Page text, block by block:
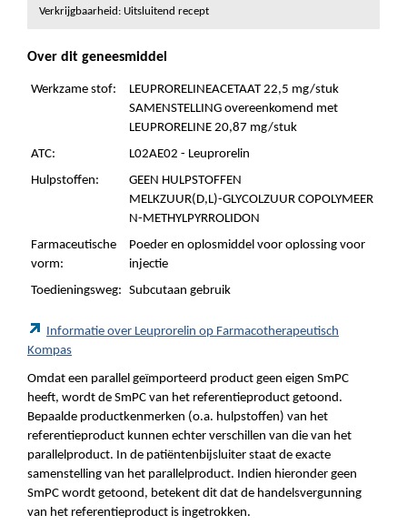
Verkrijgbaarheid: Uitsluitend recept
Over dit geneesmiddel
Werkzame stof:
LEUPRORELINEACETAAT 22,5 mg/stuk
SAMENSTELLING overeenkomend met
LEUPRORELINE 20,87 mg/stuk
ATC:
L02AE02 - Leuprorelin
Hulpstoffen:
GEEN HULPSTOFFEN
MELKZUUR(D,L)-GLYCOLZUUR COPOLYMEER
N-METHYLPYRROLIDON
Farmaceutische
vorm:
Poeder en oplosmiddel voor oplossing voor
injectie
Toedieningsweg: Subcutaan gebruik
Informatie over Leuprorelin op Farmacotherapeutisch
Kompas
Omdat een parallel geïmporteerd product geen eigen SmPC
heeft, wordt de SmPC van het referentieproduct getoond.
Bepaalde productkenmerken (o.a. hulpstoffen) van het
referentieproduct kunnen echter verschillen van die van het
parallelproduct. In de patiëntenbijsluiter staat de exacte
samenstelling van het parallelproduct. Indien hieronder geen
SmPC wordt getoond, betekent dit dat de handelsvergunning
van het referentieproduct is ingetrokken.